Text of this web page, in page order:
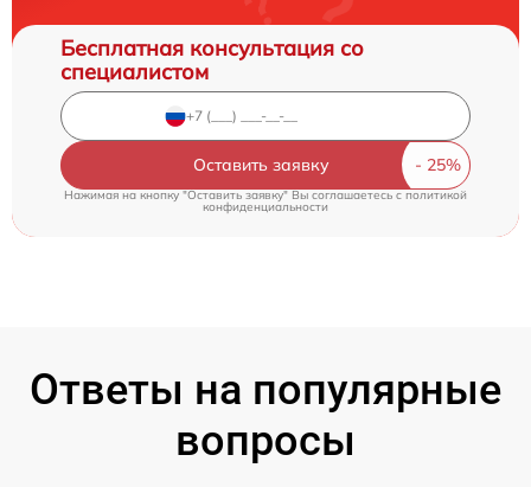
Бесплатная консультация со
специалистом
Оставить заявку
Нажимая на кнопку "Оставить заявку" Вы соглашаетесь cполитикой
конфиденциальности
Ответы на популярные
вопросы